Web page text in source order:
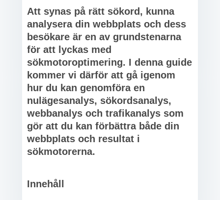
Att synas på rätt sökord, kunna
analysera din webbplats och dess
besökare är en av grundstenarna
för att lyckas med
sökmotoroptimering. I denna guide
kommer vi därför att gå igenom
hur du kan genomföra en
nulägesanalys, sökordsanalys,
webbanalys och trafikanalys som
gör att du kan förbättra både din
webbplats och resultat i
sökmotorerna.
Innehåll